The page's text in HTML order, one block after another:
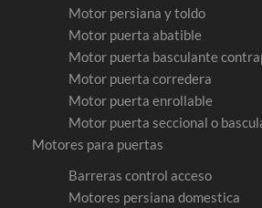
Motor persiana y toldo
Motor puerta abatible
Motor puerta basculante
Motor puerta corredera
Motor puerta enrollable
Motor puerta seccional o
Motores para puertas
Barreras control acceso
Motores persiana domestica